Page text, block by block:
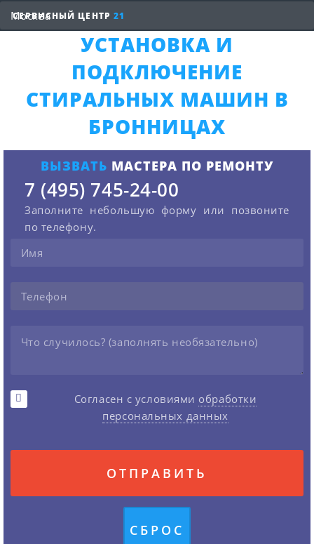
СЕРВИСНЫЙ ЦЕНТР 21
УСТАНОВКА И
ПОДКЛЮЧЕНИЕ
СТИРАЛЬНЫХ МАШИН В
БРОННИЦАХ
ВЫЗВАТЬ МАСТЕРА ПО РЕМОНТУ
7 (495) 745-24-00
Заполните небольшую форму или позвоните
по телефону.
Согласен с условиями обработки
персональных данных